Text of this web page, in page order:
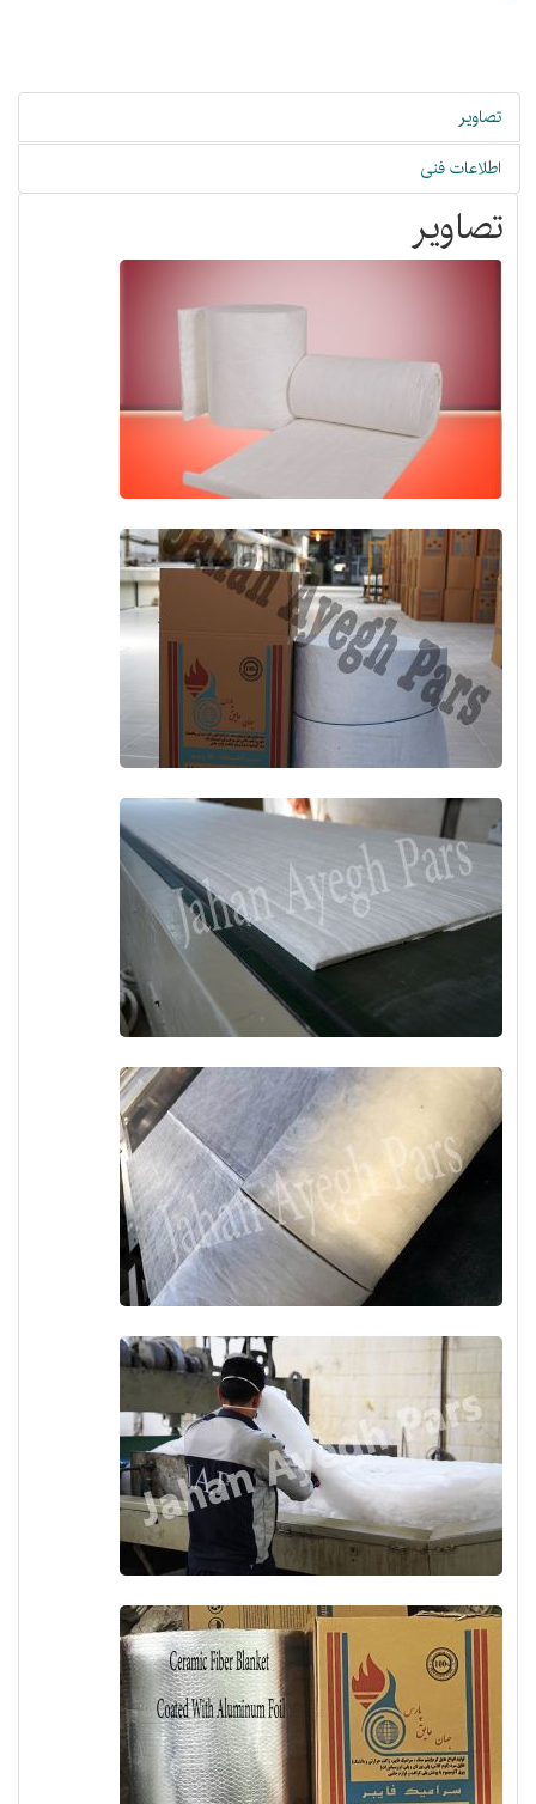
تصاویر
اطلاعات فنی
تصاویر